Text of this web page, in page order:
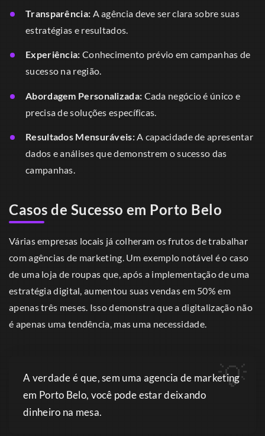
Transparência: A agência deve ser clara sobre suas
estratégias e resultados.
Experiência: Conhecimento prévio em campanhas de
sucesso na região.
Abordagem Personalizada: Cada negócio é único e
precisa de soluções específicas.
Resultados Mensuráveis:A capacidade de apresentar
dados e análises que demonstrem o sucesso das
campanhas.
Casos de Sucesso em Porto Belo
Várias empresas locais já colheram os frutos de trabalhar
com agências de marketing. Um exemplo notável é o caso
de uma loja de roupas que, após a implementação de uma
estratégia digital, aumentou suas vendas em 50% em
apenas três meses. Isso demonstra que a digitalização não
é apenas uma tendência, mas uma necessidade.
A verdade é que, sem uma agencia de marketing
em Porto Belo, você pode estar deixando
dinheiro na mesa.